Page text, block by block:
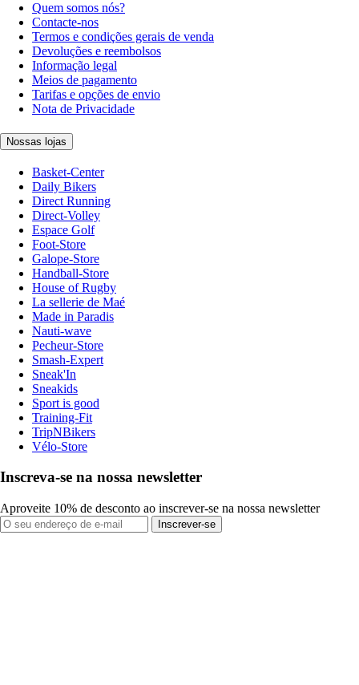
Quem somos nós?
Contacte-nos
Termos e condições gerais de venda
Devoluções e reembolsos
Informação legal
Meios de pagamento
Tarifas e opções de envio
Nota de Privacidade
Nossas lojas
Basket-Center
Daily Bikers
Direct Running
Direct-Volley
Espace Golf
Foot-Store
Galope-Store
Handball-Store
House of Rugby
La sellerie de Maé
Made in Paradis
Nauti-wave
Pecheur-Store
Smash-Expert
Sneak'In
Sneakids
Sport is good
Training-Fit
TripNBikers
Vélo-Store
Inscreva-se na nossa newsletter
Aproveite 10% de desconto ao inscrever-se na nossa newsletter
Inscrever-se